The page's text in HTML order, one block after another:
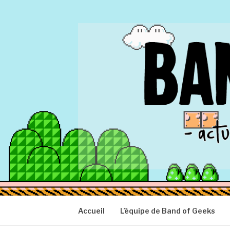
BAND OF
Actu Geek d'hier et d'aujourd'hui
Accueil L’équipe de Band of Geeks